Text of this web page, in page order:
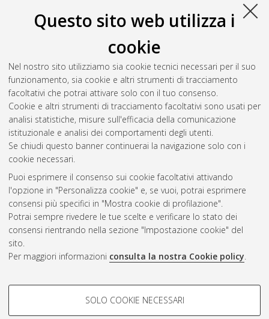
Questo sito web utilizza i
cookie
Nel nostro sito utilizziamo sia cookie tecnici necessari per il suo
funzionamento, sia cookie e altri strumenti di tracciamento
facoltativi che potrai attivare solo con il tuo consenso.
Cookie e altri strumenti di tracciamento facoltativi sono usati per
analisi statistiche, misure sull'efficacia della comunicazione
istituzionale e analisi dei comportamenti degli utenti.
Se chiudi questo banner continuerai la navigazione solo con i
cookie necessari.
Puoi esprimere il consenso sui cookie facoltativi attivando
l'opzione in "Personalizza cookie" e, se vuoi, potrai esprimere
consensi più specifici in "Mostra cookie di profilazione".
Potrai sempre rivedere le tue scelte e verificare lo stato dei
consensi rientrando nella sezione "Impostazione cookie" del
sito.
Per maggiori informazioni consulta la nostra Cookie policy.
COOKIE DI PROFILAZIONE -
SOLO COOKIE NECESSARI
(2021)L'efficacia normativa delle buone
, [Dissertation thesis], Alma Mater
Studiorum Università di Bologna. Dottorato di ricerca in
Scienze giuridiche - phd in legal studies, 33 Ciclo. DOI
10.48676/unibo/amsdottorato/9781.
Questa lista e' stata generata ilFri Aug 7 20:33:49 2026 CEST
Atom
Rss 1.0
Rss 2.0
ISSN: 2038-7946
Impostazioni Cookie
Informativa sulla privacy
Condizioni d’uso del sito